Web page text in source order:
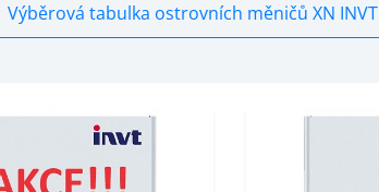
Výběrová tabulka ostrovních měničů XN INVT